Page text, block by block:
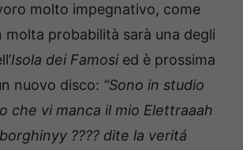
molto impegnativo, come
probabilità sarà una degli
Isola dei Famosied è prossima
nuovo disco: “Sono in studio
che vi manca il mio Elettraaah
???? dite la veritá